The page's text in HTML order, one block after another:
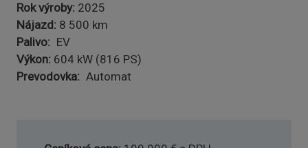
Rok výroby 2025
Nájazd 8 500 km
Palivo
EV
Výkon: 604 kW (816 PS)
Prevodovka
Automat